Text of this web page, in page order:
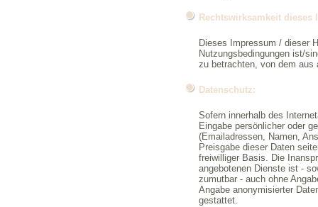
Rechtswirksamkeit dieses
Dieses Impressum / dieser
Nutzungsbedingungen ist/
zu betrachten, von dem aus
Datenschutz:
Sofern innerhalb des
Eingabe persönlicher oder
(Emailadressen, Namen,
Preisgabe dieser Daten
freiwilliger Basis. Die
angebotenen Dienste ist -
zumutbar - auch ohne
Angabe anonymisierter
gestattet.